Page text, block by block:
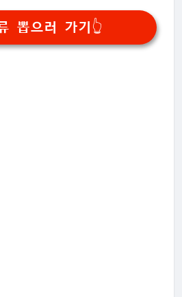
뽑으러 가기👆️